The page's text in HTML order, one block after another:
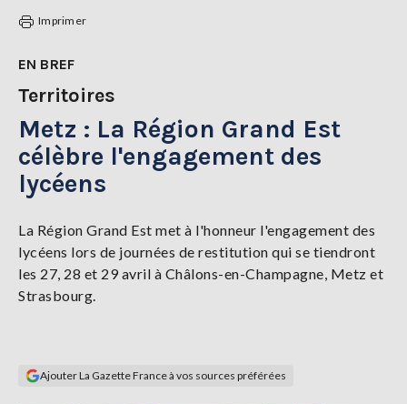
RÉGIONS
TENDANCES
SERVICES
LA
GAZETTE
Se
connecter
Imprimer
EN BREF
Territoires
Metz : La Région Grand Est
célèbre l'engagement des
lycéens
La Région Grand Est met à l'honneur l'engagement des
lycéens lors de journées de restitution qui se tiendront
les 27, 28 et 29 avril à Châlons-en-Champagne, Metz et
Strasbourg.
Ajouter La Gazette France à vos sources préférées